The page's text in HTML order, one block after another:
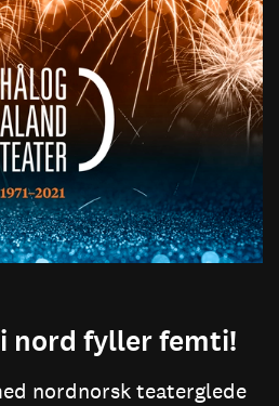
nord fyller femti!
nordnorsk teaterglede